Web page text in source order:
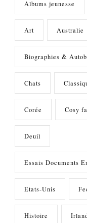
Albums jeunesse
Art Australie
Biographies &
Chats
Corée Cosy
Deuil
Essais Documents
Etats-Unis
Histoire